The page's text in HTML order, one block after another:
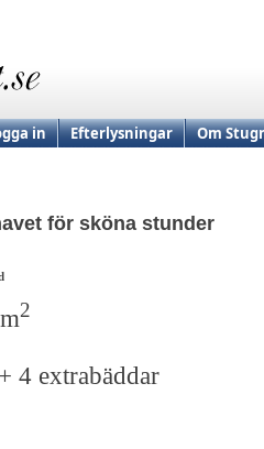
in Efterlysningar Om
för sköna stunder
2
4 extrabäddar